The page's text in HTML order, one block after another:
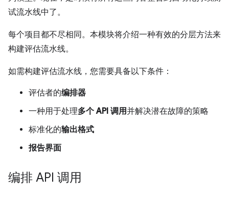
试流水线中了。
每个项目都不尽相同。本模块将介绍一种有效的分层方法来
构建评估流水线。
如需构建评估流水线，您需要具备以下条件：
评估者的编排器
一种用于处理多个 API 调用并解决潜在故障的策略
标准化的输出格式
报告界面
编排 API 调用